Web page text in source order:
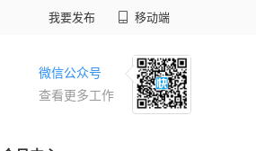
我要发布 移动端
微信公众号
查看更多工作